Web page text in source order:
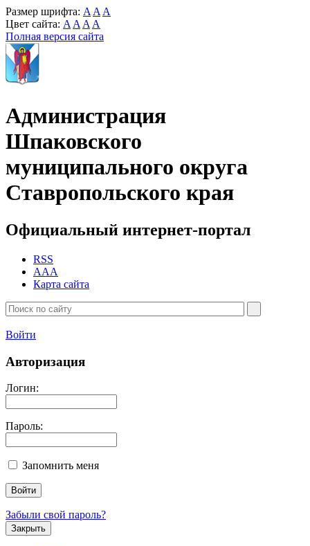
Размер шрифта: A A A
Цвет сайта: A A A A
Полная версия сайта
Администрация
Шпаковского
муниципального округа
Ставропольского края
Официальный интернет-портал
RSS
AAA
Карта сайта
Войти
Авторизация
Логин:
Пароль:
Запомнить меня
Забыли свой пароль?
Закрыть